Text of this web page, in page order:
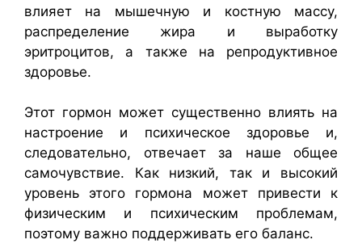
влияет на мышечную и костную массу,
распределение жира и выработку
эритроцитов, а также на репродуктивное
здоровье.
Этот гормон может существенно влиять на
настроение и психическое здоровье и,
следовательно, отвечает за наше общее
самочувствие. Как низкий, так и высокий
уровень этого гормона может привести к
физическим и психическим проблемам,
поэтому важно поддерживать его баланс.